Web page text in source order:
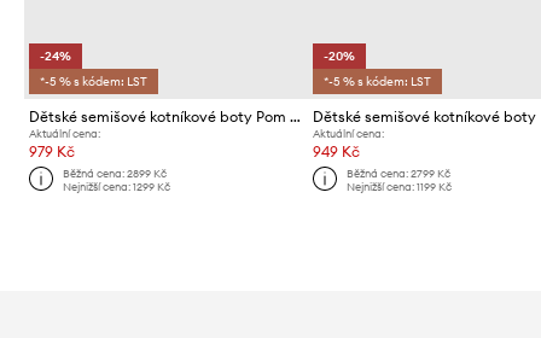
-24%
*-5 % s kódem: LST
Dětské semišové kotníkové boty Pom D'api BROTHER JODZIP
Aktuální cena:
979 Kč
Běžná cena:2899 Kč
Nejnižší cena:1299 Kč
-20%
*-5 % s kódem: LST
Aktuální cena:
949 Kč
Běžná cena: 2799 Kč
Nejnižší cena: 1199 Kč